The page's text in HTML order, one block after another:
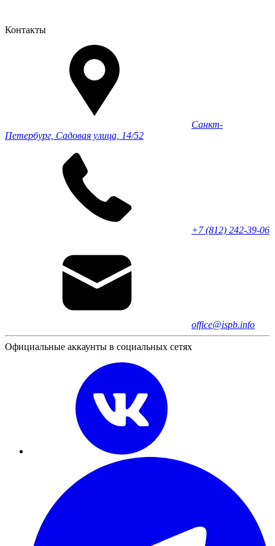
Контакты
Санкт-
Петербург, Садовая улица, 14/52
+7 (812) 242-39-06
office@ispb.info
Официальные аккаунты в социальных сетях